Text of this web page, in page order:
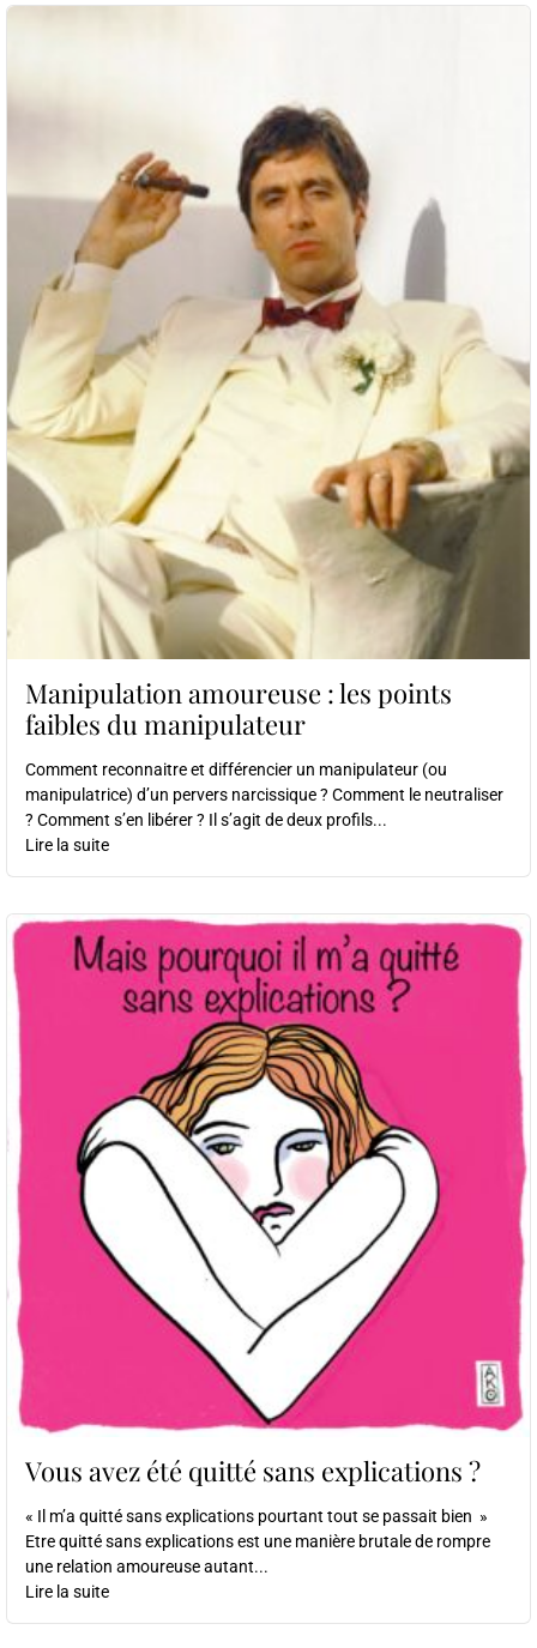
Manipulation amoureuse : les points
faibles du manipulateur
Comment reconnaitre et différencier un manipulateur (ou
manipulatrice) d’un pervers narcissique ? Comment le neutraliser
? Comment s’en libérer ? Il s’agit de deux profils...
Lire la suite
Vous avez été quitté sans explications ?
« Il m’a quitté sans explications pourtant tout se passait bien »
Etre quitté sans explications est une manière brutale de rompre
une relation amoureuse autant...
Lire la suite